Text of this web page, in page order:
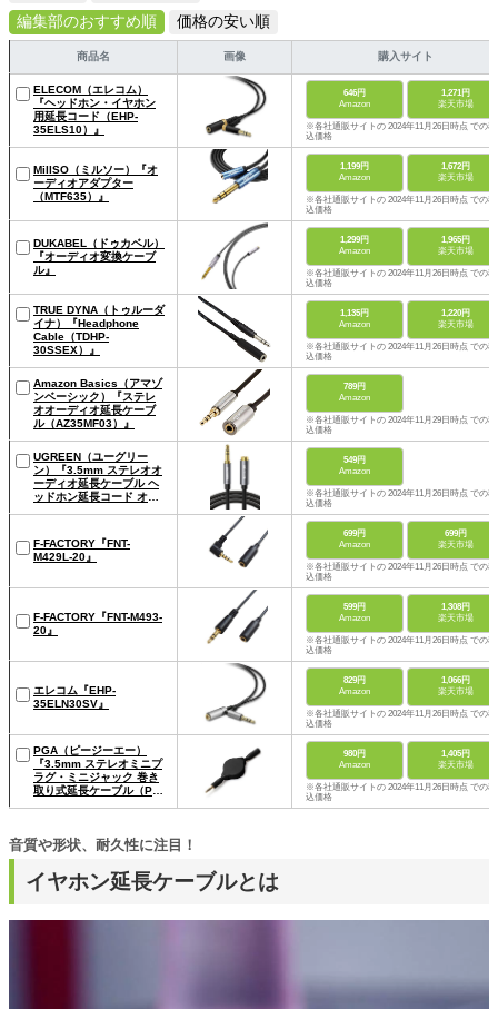
編集部のおすすめ順
価格の安い順
商品名 画像 購入サイト
ELECOM（エレコム）
『ヘッドホン・イヤホン
用延長コード（EHP-
35ELS10）』
646円
Amazon
1,271円
楽天市場
※各社通販サイトの 2024年11月26日時点 での税
込価格
MillSO（ミルソー）『オ
ーディオアダプター
（MTF635）』
1,199円
Amazon
1,672円
楽天市場
※各社通販サイトの 2024年11月26日時点 での税
込価格
DUKABEL（ドゥカベル）
『オーディオ変換ケーブ
ル』
1,299円
Amazon
1,965円
楽天市場
※各社通販サイトの 2024年11月26日時点 での税
込価格
TRUE DYNA（トゥルーダ
イナ）『Headphone
Cable（TDHP-
30SSEX）』
1,135円
Amazon
1,220円
楽天市場
※各社通販サイトの 2024年11月26日時点 での税
込価格
Amazon Basics（アマゾ
ンベーシック）『ステレ
オオーディオ延長ケーブ
ル（AZ35MF03）』
789円
Amazon
※各社通販サイトの 2024年11月29日時点 での税
込価格
UGREEN（ユーグリー
ン）『3.5mm ステレオオ
ーディオ延長ケーブル ヘ
ッドホン延長コード オス-
549円
Amazon
※各社通販サイトの 2024年11月26日時点 での税
込価格
F-FACTORY『FNT-
M429L-20』
699円
Amazon
699円
楽天市場
※各社通販サイトの 2024年11月26日時点 での税
込価格
F-FACTORY『FNT-M493-
20』
599円
Amazon
1,308円
楽天市場
※各社通販サイトの 2024年11月26日時点 での税
込価格
エレコム『EHP-
35ELN30SV』
829円
Amazon
1,066円
楽天市場
※各社通販サイトの 2024年11月26日時点 での税
込価格
PGA（ピージーエー）
『3.5mm ステレオミニプ
ラグ・ミニジャック 巻き
取り式延長ケーブル（PG-
980円
Amazon
1,405円
楽天市場
※各社通販サイトの 2024年11月26日時点 での税
込価格
イヤホン延長ケーブルとは
音質や形状、耐久性に注目！